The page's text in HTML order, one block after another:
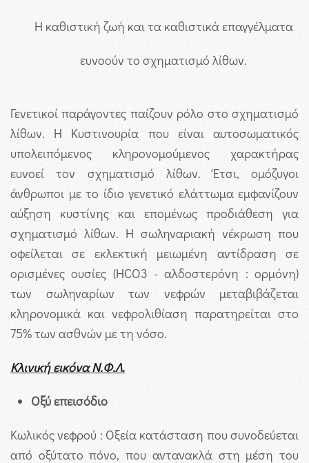
Η καθιστική ζωή και τα καθιστικά επαγγέλματα
ευνοούν το σχηματισμό λίθων.
Γενετικοί παράγοντες παίζουν ρόλο στο σχηματισμό
λίθων. Η Κυστινουρία που είναι αυτοσωματικός
υπολειπόμενος κληρονομούμενος χαρακτήρας
ευνοεί τον σχηματισμό λίθων. Έτσι, ομόζυγοι
άνθρωποι με το ίδιο γενετικό ελάττωμα εμφανίζουν
αύξηση κυστίνης και επομένως προδιάθεση για
σχηματισμό λίθων. Η σωληναριακή νέκρωση που
οφείλεται σε εκλεκτική μειωμένη αντίδραση σε
ορισμένες ουσίες (HCO3 - αλδοστερόνη : ορμόνη)
των σωληναρίων των νεφρών μεταβιβάζεται
κληρονομικά και νεφρολιθίαση παρατηρείται στο
75% των ασθνών με τη νόσο.
Κλινική εικόνα Ν.Φ.Λ.
Οξύ επεισόδιο
Κωλικός νεφρού : Οξεία κατάσταση που συνοδεύεται
από οξύτατο πόνο, που αντανακλά στη μέση του